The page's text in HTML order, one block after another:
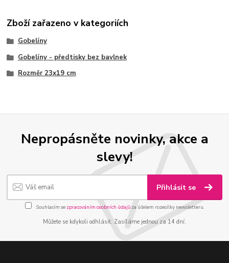
Zboží zařazeno v kategoriích
Gobelíny
Gobelíny - předtisky bez bavlnek
Rozměr 23x19 cm
Nepropásněte novinky, akce a
slevy!
Přihlásit se
Souhlasím se zpracováním osobních údajůza účelem rozesílky newsletteru.
Můžete se kdykoli odhlásit. Zasíláme jednou za 14 dní.